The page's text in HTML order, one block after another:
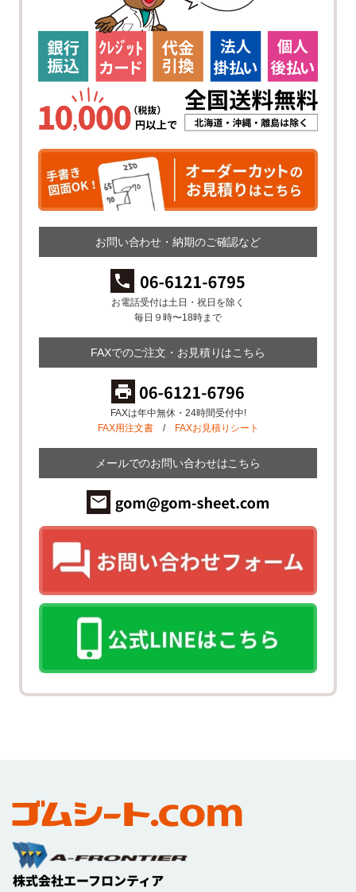
お問い合わせ・納期のご確認など
お電話受付は土日・祝日を除く
毎日９時〜18時まで
FAXでのご注文・お見積りはこちら
FAXは年中無休・24時間受付中!
FAX用注文書/ FAXお見積りシート
メールでのお問い合わせはこちら